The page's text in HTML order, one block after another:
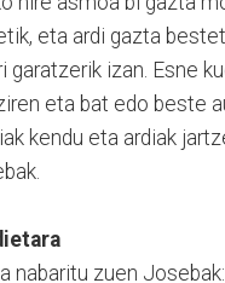
eta ardi gazta
garatzerik izan. Esne
eta bat edo beste
kendu eta ardiak
nabaritu zuen